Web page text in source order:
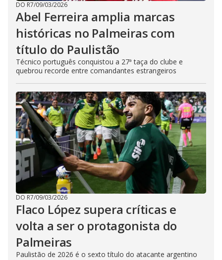
DO R7/09/03/2026
Abel Ferreira amplia marcas
históricas no Palmeiras com
título do Paulistão
Técnico português conquistou a 27ª taça do clube e
quebrou recorde entre comandantes estrangeiros
DO R7/09/03/2026
Flaco López supera críticas e
volta a ser o protagonista do
Palmeiras
Paulistão de 2026 é o sexto título do atacante argentino